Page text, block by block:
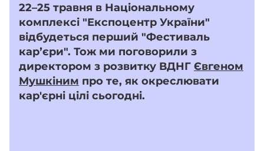
22–25 травня в Національному
комплексі "Експоцентр України"
відбудеться перший "Фестиваль
карʼєри". Тож ми поговорили з
директором з розвитку ВДНГ Євгеном
Мушкіним про те, як окреслювати
кар'єрні цілі сьогодні.